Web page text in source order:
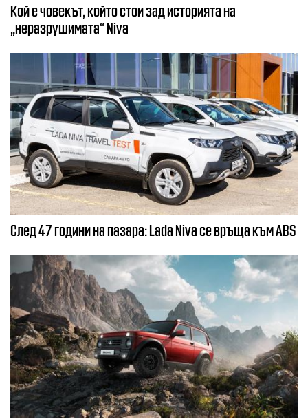
Кой е човекът, който стои зад историята на
„неразрушимата“ Niva
След 47 години на пазара: Lada Niva се връща към ABS